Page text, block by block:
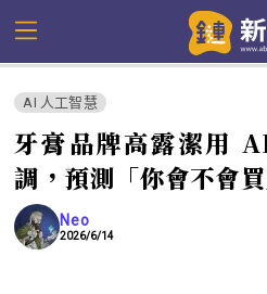
AI 人工智慧
牙膏品牌高露潔用
調，預測「你會不會
Neo
2026/6/14